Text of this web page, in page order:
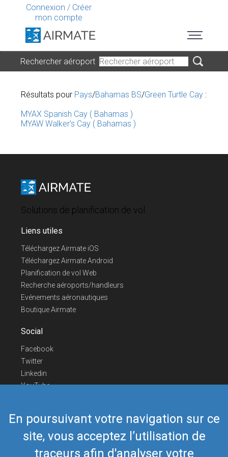
Connexion / Créer
mon compte
En poursuivant votre navigation sur ce
site, vous acceptez l’utilisation de
traceurs afin d'analyser votre
Rechercher aéroport
Résultats pour Pays/Bahamas BS/Green Turtle Cay :
MYAX Spanish Cay ( Bahamas )
MYAW Walker's Cay ( Bahamas )
Solutions de planification de vol
Liens utiles
Téléchargez Airmate iOS
Téléchargez Airmate Android
Planification de vol Web
Recherche aéroports/handleurs
Evénements aéronautiques
Boutique Airmate
Social
Facebook
Twitter
Linkedin
YouTube
Nous contacter
Téléphone Europe+352 26441835
Téléphone US/Canada418-592-8862